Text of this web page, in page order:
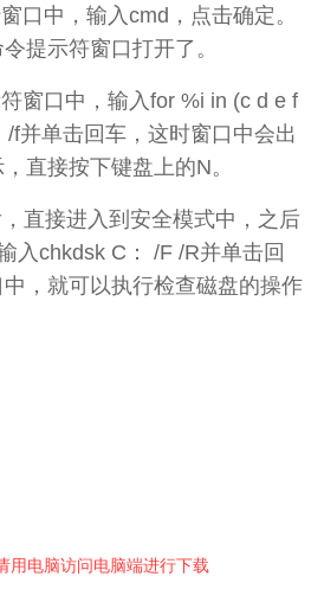
口中，输入cmd，点击确定。
提示符窗口打开了。
窗口中，输入for %i in (c d e f
f并单击回车，这时窗口中会出
直接按下键盘上的N。
直接进入到安全模式中，之后
入chkdsk C： /F /R并单击回
，就可以执行检查磁盘的操作
用电脑访问电脑端进行下载